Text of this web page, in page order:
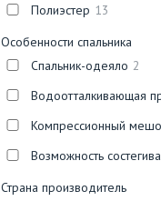
Полиэстер 13
Особенности спальника
Спальник-одеяло 2
Водоотталкивающая
Компрессионный
Возможность
Страна производитель